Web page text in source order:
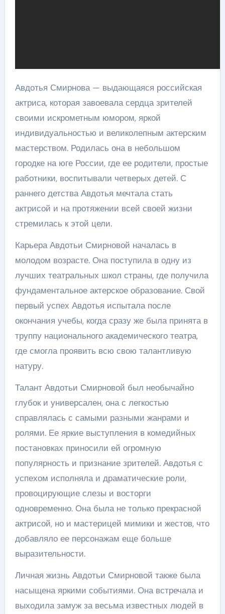
Авдотья Смирнова — выдающаяся российская
актриса, которая завоевала сердца зрителей
своими искрометным юмором, яркой
индивидуальностью и великолепным актерским
мастерством. Родилась она в небольшом
городке на юге России, где ее родители, простые
работники, воспитывали четверых детей. С
раннего детства Авдотья мечтала стать
актрисой и на протяжении всей своей жизни
стремилась к этой цели.
Карьера Авдотьи Смирновой началась в
молодом возрасте. Она поступила в одну из
лучших театральных школ страны, где получила
фундаментальное актерское образование. Свой
первый успех Авдотья испытала после
окончания учебы, когда сразу же была принята в
труппу национального академического театра,
где смогла проявить всю свою талантливую
натуру.
Талант Авдотьи Смирновой был необычайно
глубок и универсален, она с легкостью
справлялась с самыми разными жанрами и
ролями. Ее яркие выступления в комедийных
постановках приносили ей огромную
популярность и признание зрителей. Авдотья с
успехом исполняла и драматические роли,
провоцирующие слезы и восторги
одновременно. Она была не только прекрасной
актрисой, но и мастерицей мимики и жестов, что
добавляло ее персонажам еще больше
выразительности.
Личная жизнь Авдотьи Смирновой также была
насыщена яркими событиями. Она встречала и
выходила замуж за весьма известных людей в